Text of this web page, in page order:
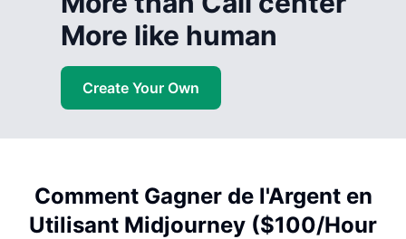
More like human
Create Your Own
Comment Gagner de l'Argent en
Utilisant Midjourney ($100/Hour